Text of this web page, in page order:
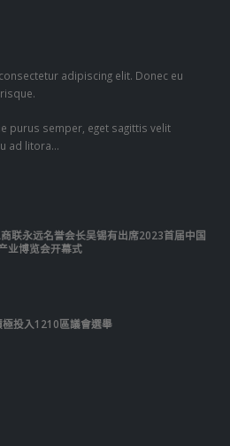
adipiscing elit. Donec eu
purus semper, eget sagittis velit
ad litora…
联永远名誉会长吴锡有出席2023首届中国
业博览会开幕式
投入1210區議會選舉